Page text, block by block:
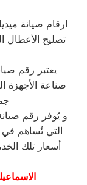
ارقام صيانة
تصليح الأعطال
يعتبر رقم
صناعة الأجهزة
و يُوفر رقم
التي تُساهم
أسعار تلك